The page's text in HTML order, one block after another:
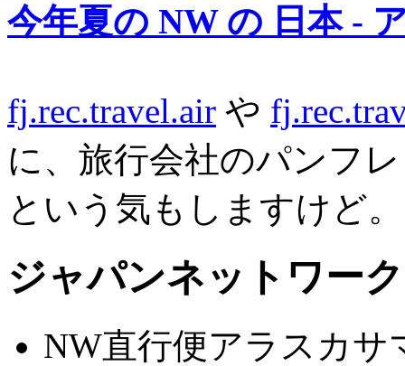
今年夏の NW の 日本 -
fj.rec.travel.air や
に、旅行会社のパンフ
という気もしますけど。
ジャパンネットワー
NW直行便アラスカ